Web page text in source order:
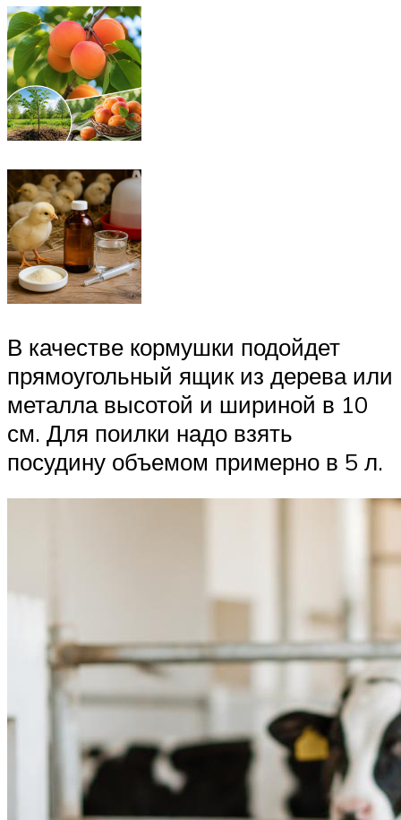
В качестве кормушки подойдет
прямоугольный ящик из дерева или
металла высотой и шириной в 10
см. Для поилки надо взять
посудину объемом примерно в 5 л.